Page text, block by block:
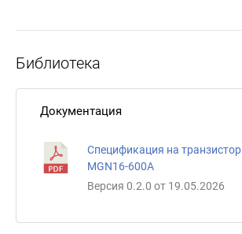
Библиотека
Документация
Спецификация на транзистор
MGN16-600А
Версия 0.2.0 от 19.05.2026